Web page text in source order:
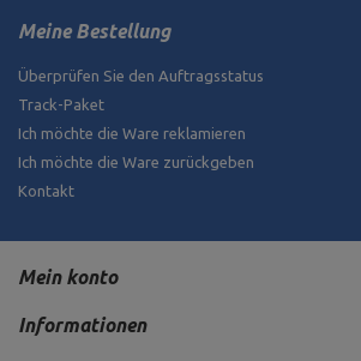
Meine Bestellung
Überprüfen Sie den Auftragsstatus
Track-Paket
Ich möchte die Ware reklamieren
Ich möchte die Ware zurückgeben
Kontakt
Mein konto
Informationen